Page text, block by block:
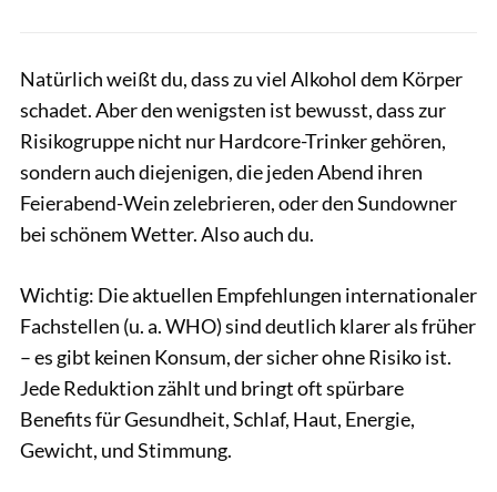
Natürlich weißt du, dass zu viel Alkohol dem Körper
schadet. Aber den wenigsten ist bewusst, dass zur
Risikogruppe nicht nur Hardcore-Trinker gehören,
sondern auch diejenigen, die jeden Abend ihren
Feierabend-Wein zelebrieren, oder den Sundowner
bei schönem Wetter. Also auch du.
Wichtig: Die aktuellen Empfehlungen internationaler
Fachstellen (u. a. WHO) sind deutlich klarer als früher
– es gibt keinen Konsum, der sicher ohne Risiko ist.
Jede Reduktion zählt und bringt oft spürbare
Benefits für Gesundheit, Schlaf, Haut, Energie,
Gewicht, und Stimmung.